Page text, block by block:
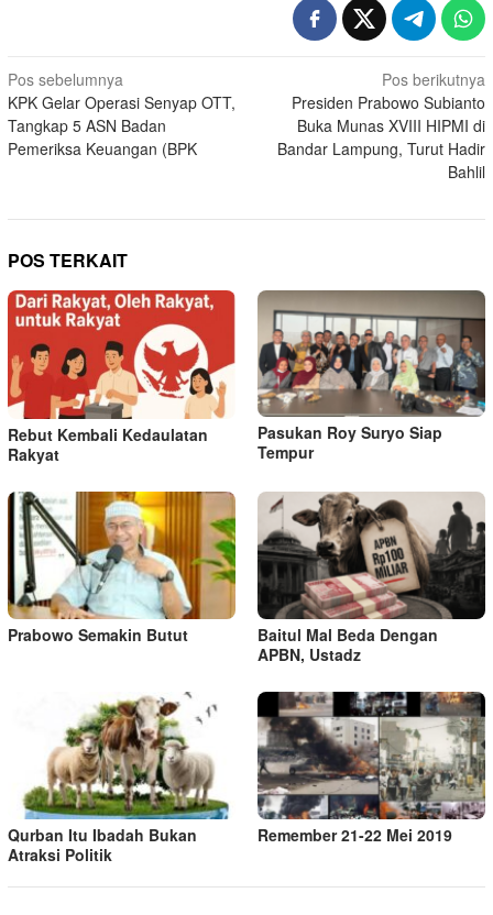
Navigasi
pos
Pos sebelumnya
KPK Gelar Operasi Senyap OTT,
Tangkap 5 ASN Badan
Pemeriksa Keuangan (BPK
Pos berikutnya
Presiden Prabowo Subianto
Buka Munas XVIII HIPMI di
Bandar Lampung, Turut Hadir
Bahlil
POS TERKAIT
Rebut Kembali Kedaulatan
Rakyat
Pasukan Roy Suryo Siap
Tempur
Prabowo Semakin Butut
Baitul Mal Beda Dengan
APBN, Ustadz
Qurban Itu Ibadah Bukan
Atraksi Politik
Remember 21-22 Mei 2019